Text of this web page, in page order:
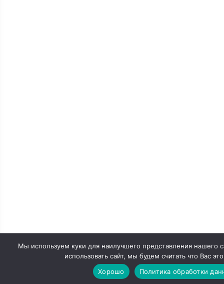
Мы используем куки для наилучшего представления нашего
использовать сайт, мы будем считать что Вас
Хорошо
Политика обработки